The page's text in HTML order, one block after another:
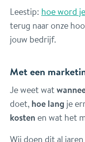
Leestip: hoe word
terug naar onze
jouw bedrijf.
Met een
Je weet wat
doet,hoe lang je
kosten en wat het
Wij doen dit al